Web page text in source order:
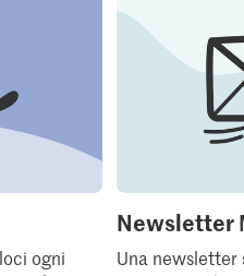
ogni
Newsletter
Una